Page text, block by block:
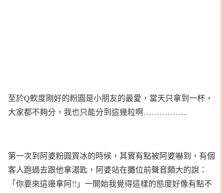
至於Q軟度剛好的粉圓是小朋友的最愛，當天只拿到一杯，
大家都不夠分，我也只能分到這幾粒啊……………..
第一次到阿婆粉圓買冰的時候，其實有點被阿婆嚇到，有個
客人跑過去跟他拿湯匙，阿婆站在攤位前聲音頗大的說：
「你要來這邊拿阿!!」一開始我覺得這樣的態度好像有點不